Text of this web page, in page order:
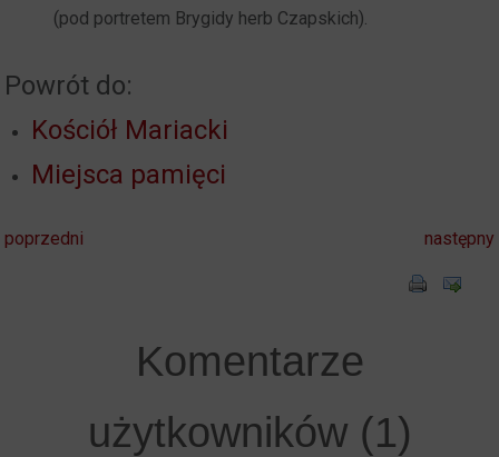
(pod portretem Brygidy herb Czapskich).
Powrót do:
Kościół Mariacki
Miejsca pamięci
poprzedni następny
Komentarze
użytkowników (1)